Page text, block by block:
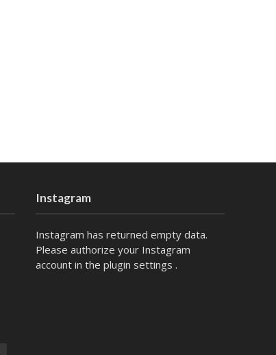
Instagram
Instagram has returned empty data.
Please authorize your Instagram
account in the plugin settings .